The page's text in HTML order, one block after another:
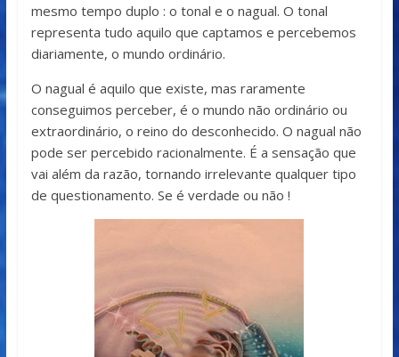
mesmo tempo duplo : o tonal e o nagual. O tonal
representa tudo aquilo que captamos e percebemos
diariamente, o mundo ordinário.
O nagual é aquilo que existe, mas raramente
conseguimos perceber, é o mundo não ordinário ou
extraordinário, o reino do desconhecido. O nagual não
pode ser percebido racionalmente. É a sensação que
vai além da razão, tornando irrelevante qualquer tipo
de questionamento. Se é verdade ou não !